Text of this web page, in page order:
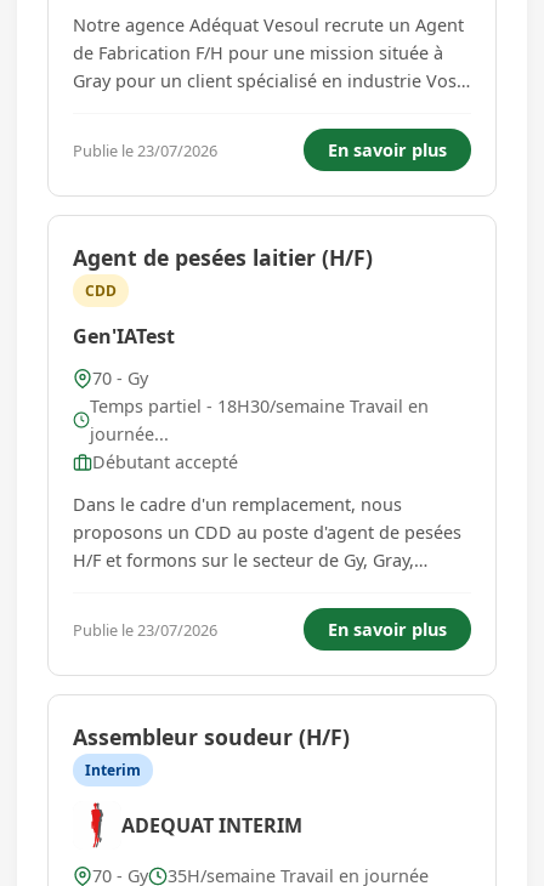
Notre agence Adéquat Vesoul recrute un Agent
de Fabrication F/H pour une mission située à
Gray pour un client spécialisé en industrie Vos
pièces ou des produits sur une ligne de
production - Contrôler la qualité des produits
finis - Respecter le...
Publie le 23/07/2026 En savoir plus
Agent de pesées laitier (H/F)
CDD
Gen'IATest
70 - Gy
Temps partiel - 18H30/semaine Travail en
journée...
Débutant accepté
Dans le cadre d'un remplacement, nous
proposons un CDD au poste d'agent de pesées
H/F et formons sur le secteur de Gy, Gray,
serez en charge de prélever des échantillons de
lait et d'effectuer des mesures lors de la traite
des vaches laitières dans les ...
Publie le 23/07/2026 En savoir plus
Assembleur soudeur (H/F)
Interim
ADEQUAT INTERIM
70 - Gy
35H/semaine Travail en journée